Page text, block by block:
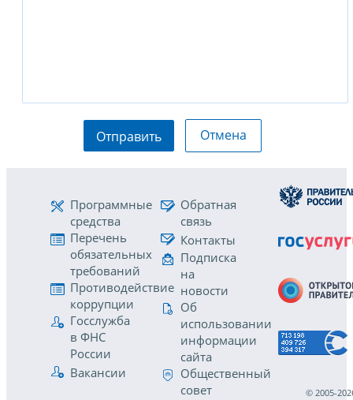
Отправить Отмена
Программные
средства
Перечень
обязательных
требований
Противодействие
коррупции
Госслужба
в ФНС
России
Вакансии
Обратная
связь
Контакты
Подписка
на
новости
Об
использовании
информации
сайта
Общественный
совет
© 2005-